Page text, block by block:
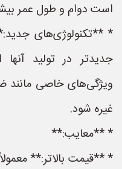
است دوام و طول عمر
* **تکنولوژی‌های
جدیدتر در تولید
ویژگی‌های خاصی
غیره شود.
* **معایب:**
* **قیمت بالاتر:**